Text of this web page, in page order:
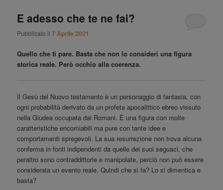
E adesso che te ne fai?
Pubblicato il7 Aprile 2021
Quello che ti pare. Basta che non lo consideri una figura
storica reale. Però occhio alla coerenza.
Il Gesù del Nuovo testamento è un personaggio di fantasia, con
ogni probabilità derivato da un profeta apocalittico ebreo vissuto
nella Giudea occupata dai Romani. È una figura con molte
caratteristiche encomiabili ma pure con tante idee e
comportamenti spregevoli. La sua resurrezione non trova alcuna
conferma in fonti indipendenti da quelle dei suoi seguaci, che
peraltro sono contraddittorie e manipolate, perciò non può essere
considerata un evento reale. Quindi che si fa? Lo si dimentica e
basta?